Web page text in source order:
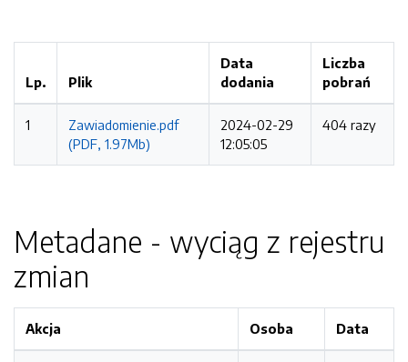
Lp. Plik
Data
dodania
Liczba
pobrań
1
Zawiadomienie.pdf
(PDF, 1.97Mb)
2024-02-29
12:05:05
404 razy
Metadane - wyciąg z rejestru
zmian
Akcja Osoba Data